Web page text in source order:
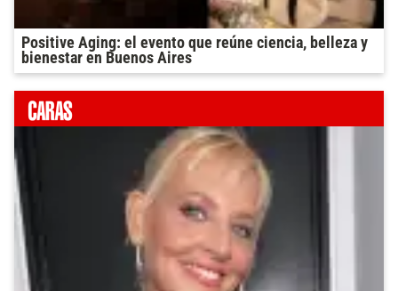
Positive Aging: el evento que reúne ciencia, belleza y
bienestar en Buenos Aires